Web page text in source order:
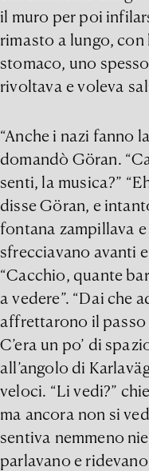
il muro per poi
rimasto a lungo, con
stomaco, uno
rivoltava e voleva
“Anche i nazi fanno
domandò Göran.
senti, la musica?”
disse Göran, e
fontana zampillava
sfrecciavano avanti
“Cacchio, quante
a vedere”. “Dai che
affrettarono il passo
C’era un po’ di
all’angolo di
veloci. “Li vedi?”
ma ancora non si
sentiva nemmeno
parlavano e